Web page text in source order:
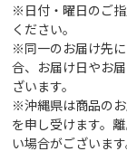
※日付・曜日のご
ください。
※同一のお届け先
合、お届け日やお
ざいます。
※沖縄県は商品のお
を申し受けます。
い場合がございます